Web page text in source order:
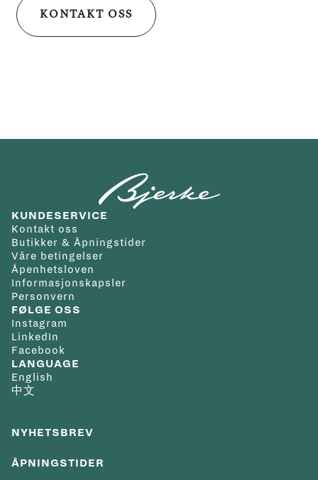
KONTAKT OSS
KUNDESERVICE
Kontakt oss
Butikker & Åpningstider
Våre betingelser
Åpenhetsloven
Informasjonskapsler
Personvern
FØLGE OSS
Instagram
LinkedIn
Facebook
LANGUAGE
English
中文
NYHETSBREV
ÅPNINGSTIDER